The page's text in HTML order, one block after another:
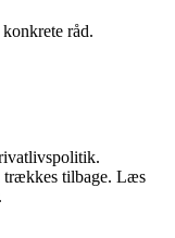
råd.
trækkes tilbage. Læs